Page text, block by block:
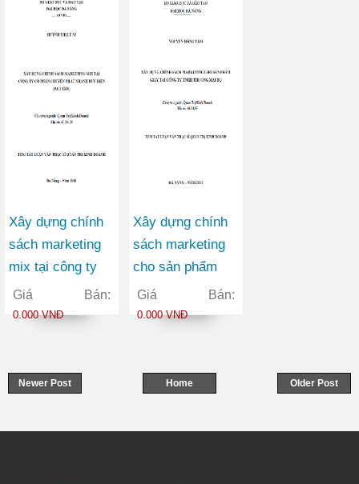
giai đoạn 2010-
nhánh Đà Nẵng
Xây dựng chính
sách marketing
mix tại công ty
cổ phần chuyển
phát nhanh bưu
Giá Bán:
0.000 VNĐ
Xây dựng chính
sách marketing
cho sản phẩm
giày tại công ty
TNHH thương
Giá Bán:
0.000 VNĐ
Newer Post Older Post
Home